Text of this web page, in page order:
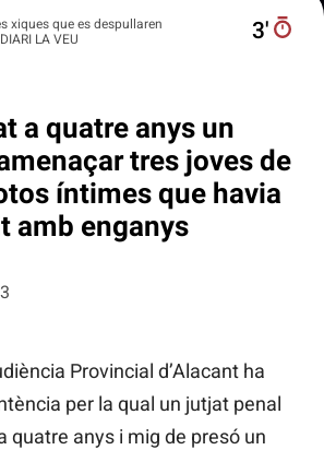
xiques que es despullaren
LA VEU
3′
a quatre anys un
tres joves de
íntimes que havia
amb enganys
Provincial d’Alacant ha
per la qual un jutjat penal
quatre anys i mig de presó un